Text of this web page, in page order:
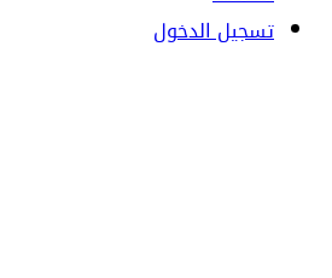
تسجيل الدخول